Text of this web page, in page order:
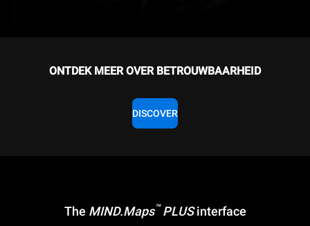
ONTDEK MEER OVER BETROUWBAARHEID
DISCOVER
The MIND.Maps™PLUSinterface